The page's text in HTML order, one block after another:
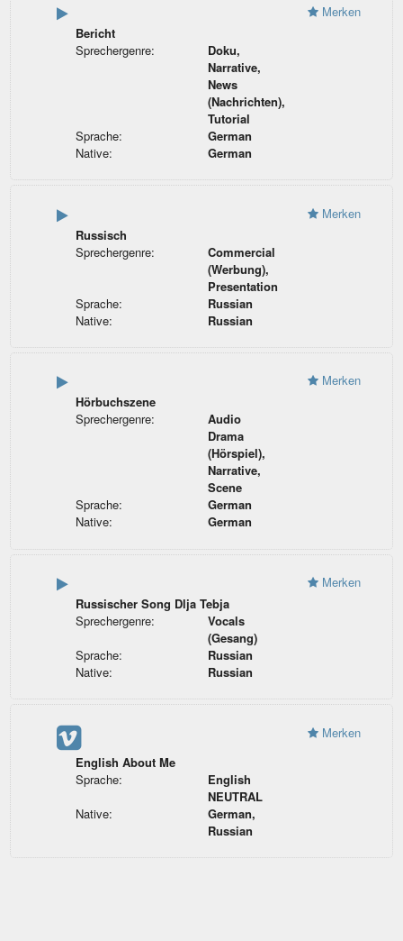
Bericht
Sprechergenre:
Doku,
Narrative,
News
(Nachrichten),
Tutorial
Sprache:
German
Native:
German
Merken
Russisch
Sprechergenre:
Commercial
(Werbung),
Presentation
Sprache:
Russian
Native:
Russian
Merken
Hörbuchszene
Sprechergenre:
Audio
Drama
(Hörspiel),
Narrative,
Scene
Sprache:
German
Native:
German
Merken
Russischer Song Dlja Tebja
Sprechergenre:
Vocals
(Gesang)
Sprache:
Russian
Native:
Russian
Merken
English About Me
Sprache:
English
NEUTRAL
Native:
German,
Russian
Merken